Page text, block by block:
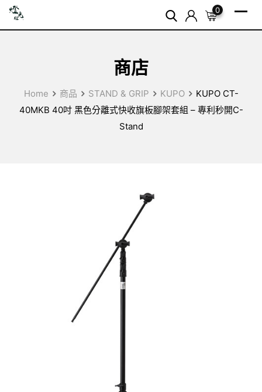
Skip
0
商店
Home 商品 STAND & GRIP KUPO
KUPO CT-
40MKB 40吋 黑色分離式快收旗板腳架套組 – 專利秒開C-
Stand